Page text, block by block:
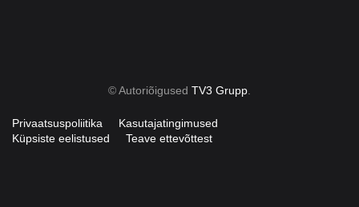
© Autoriõigused TV3 Grupp.
Privaatsuspoliitika
Kasutajatingimused
Küpsiste eelistused
Teave ettevõttest